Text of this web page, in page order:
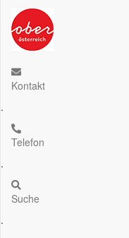
Kontakt
.
Telefon
.
Suche
.